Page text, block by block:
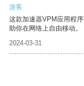
游客
这款加速器VPM应用程
助你在网络上自由移动。
2024-03-31